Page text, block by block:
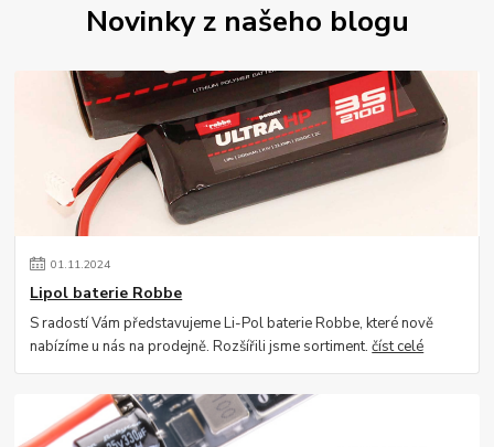
Novinky z našeho blogu
01.11.2024
Lipol baterie Robbe
S radostí Vám představujeme Li-Pol baterie Robbe, které nově
nabízíme u nás na prodejně. Rozšířili jsme sortiment.číst celé